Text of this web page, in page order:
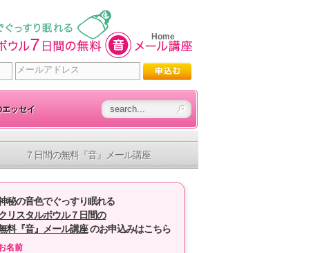
Home
エッセイ
７日間の無料『音』メール講座
秘の音色でぐっすり眠れる
リスタルボウル７日間の
料『音』メール講座のお申込みはこちら
名前